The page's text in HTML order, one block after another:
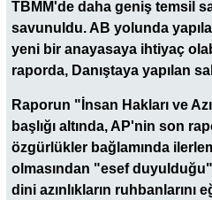
TBMM'de daha geniş temsil
savunuldu. AB yolunda
yeni bir anayasaya ihtiyaç
raporda, Danıştaya yapılan
Raporun "İnsan Hakları ve
başlığı altında, AP'nin son
özgürlükler bağlamında
olmasından "esef
dini azınlıkların ruhbanlarını